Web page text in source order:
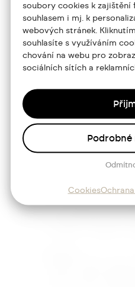
soubory cookies k zajištění
souhlasem i mj. k
webových stránek.
souhlasíte s využíváním
chování na webu pro
sociálních sítích a
Podrobné
Cookies
O